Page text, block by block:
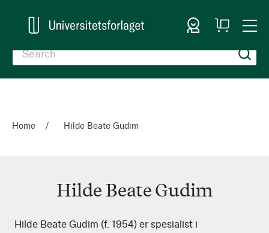
Sign In
My
Cart
Home Hilde Beate Gudim
Hilde Beate Gudim
Hilde
Hilde Beate Gudim (f. 1954) er spesialist i